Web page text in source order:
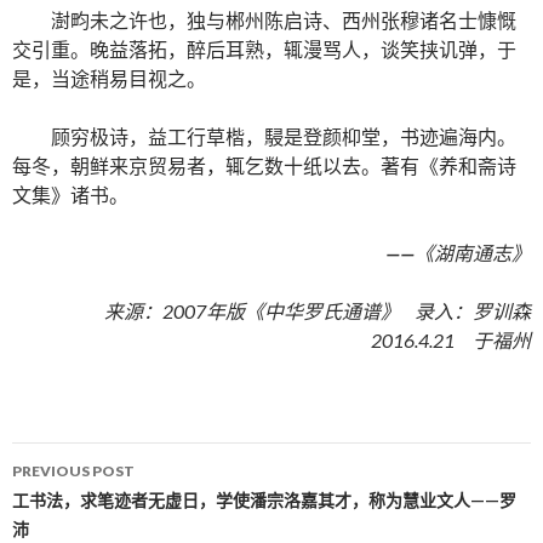
澍畇未之许也，独与郴州陈启诗、西州张穆诸名士慷慨
交引重。晚益落拓，醉后耳熟，辄漫骂人，谈笑挟讥弹，于
是，当途稍易目视之。
顾穷极诗，益工行草楷，駸是登颜枊堂，书迹遍海内。
每冬，朝鲜来京贸易者，辄乞数十纸以去。著有《养和斋诗
文集》诸书。
—— 《湖南通志》
来源：2007年版《中华罗氏通谱》 录入：罗训森
2016.4.21 于福州
Post navigation
PREVIOUS POST
工书法，求笔迹者无虚日，学使潘宗洛嘉其才，称为慧业文人——罗
沛